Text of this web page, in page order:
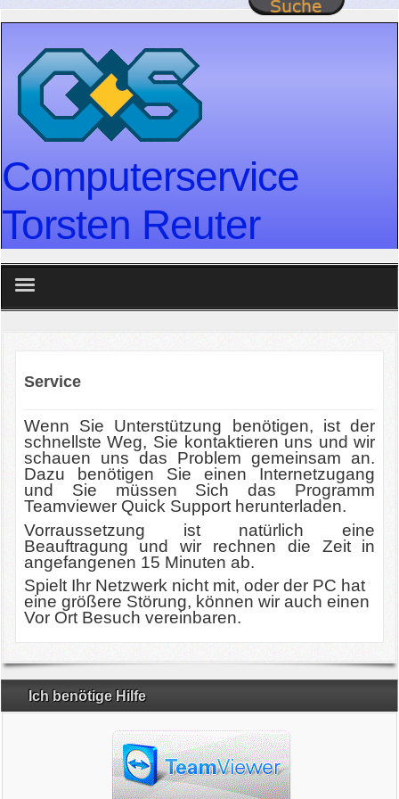
Computerservice
Torsten Reuter
Partner
Impressum
Service
Wenn Sie Unterstützung benötigen, ist der
schnellste Weg, Sie kontaktieren uns und wir
schauen uns das Problem gemeinsam an.
Dazu benötigen Sie einen Internetzugang
und Sie müssen Sich das Programm
Teamviewer Quick Support herunterladen.
Vorraussetzung ist natürlich eine
Beauftragung und wir rechnen die Zeit in
angefangenen 15 Minuten ab.
Spielt Ihr Netzwerk nicht mit, oder der PC hat
eine größere Störung, können wir auch einen
Vor Ort Besuch vereinbaren.
Ich benötige Hilfe